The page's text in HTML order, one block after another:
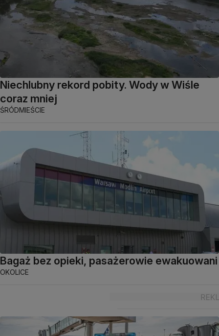
Niechlubny rekord pobity. Wody w Wiśle
coraz mniej
ŚRÓDMIEŚCIE
Bagaż bez opieki, pasażerowie ewakuowani
OKOLICE